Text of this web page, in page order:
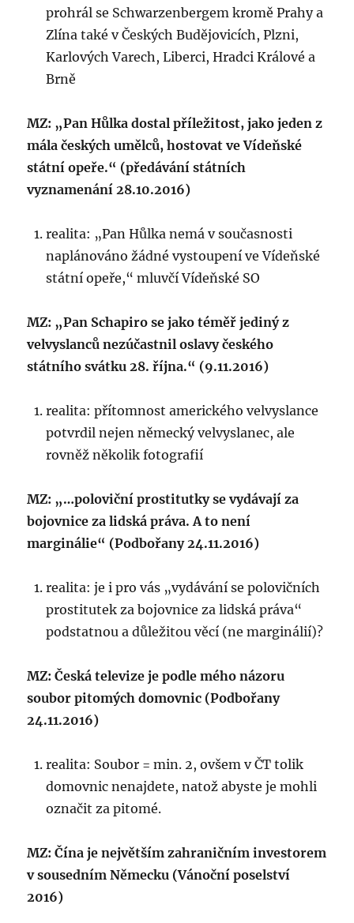
prohrál se Schwarzenbergem kromě Prahy a
Zlína také v Českých Budějovicích, Plzni,
Karlových Varech, Liberci, Hradci Králové a
Brně
MZ: „Pan Hůlka dostal příležitost, jako jeden z
mála českých umělců, hostovat ve Vídeňské
státní opeře.“ (předávání státních
vyznamenání 28.10.2016)
realita: „Pan Hůlka nemá v současnosti
naplánováno žádné vystoupení ve Vídeňské
státní opeře,“ mluvčí Vídeňské SO
MZ: „Pan Schapiro se jako téměř jediný z
velvyslanců nezúčastnil oslavy českého
státního svátku 28. října.“ (9.11.2016)
realita: přítomnost amerického velvyslance
potvrdil nejen německý velvyslanec, ale
rovněž několik fotografií
MZ: „…poloviční prostitutky se vydávají za
bojovnice za lidská práva. A to není
marginálie“ (Podbořany 24.11.2016)
realita: je i pro vás „vydávání se polovičních
prostitutek za bojovnice za lidská práva“
podstatnou a důležitou věcí (ne marginálií)?
MZ: Česká televize je podle mého názoru
soubor pitomých domovnic (Podbořany
24.11.2016)
realita: Soubor = min. 2, ovšem v ČT tolik
domovnic nenajdete, natož abyste je mohli
označit za pitomé.
MZ: Čína je největším zahraničním investorem
v sousedním Německu (Vánoční poselství
2016)